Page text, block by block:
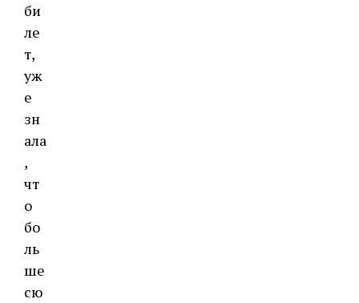
би
ле
т,
уж
е
зн
ала
,
чт
о
бо
ль
ше
сю